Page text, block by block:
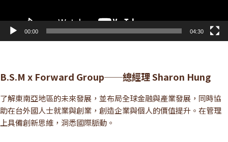
00:00 04:30
B.S.M x Forward Group──總經理 Sharon Hung
了解東南亞地區的未來發展，並布局全球金融與產業發展，同時協
助在台外國人士就業與創業，創造企業與個人的價值提升。在管理
上具備創新思維，洞悉國際脈動。